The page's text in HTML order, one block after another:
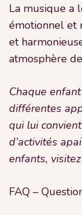
La musique a
émotionnel et
et
atmosphère
Chaque
différentes
qui lui
d’activités
enfants, visitez
FAQ –